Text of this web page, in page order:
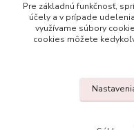
Pre základnú funkčnosť,
účely a v prípade
využívame súbory
cookies môžete